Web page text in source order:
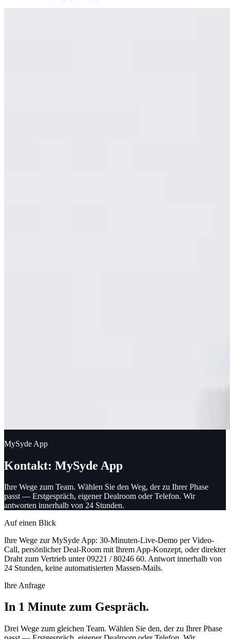
MySyde App
Kontakt: MySyde App
Ihre Wege zum Team. Wählen Sie den Weg, der zu Ihrer Phase
passt — Erstgespräch, eigener Dealroom oder Telefon. Wir
antworten innerhalb von 24 Stunden.
Auf einen Blick
Ihre Wege zur MySyde App: 30-Minuten-Live-Demo per Video-
Call, persönlicher Deal-Room mit Ihrem App-Konzept, oder direkter
Draht zum Vertrieb unter 09221 / 80246 60. Antwort innerhalb von
24 Stunden, keine automatisierten Massen-Mails.
Ihre Anfrage
In 1 Minute zum Gespräch.
Drei Wege zum gleichen Team. Wählen Sie den, der zu Ihrer Phase